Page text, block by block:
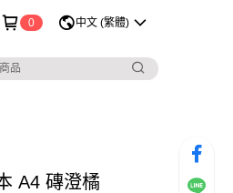
0 中文 (繁體)
A4 磚澄橘